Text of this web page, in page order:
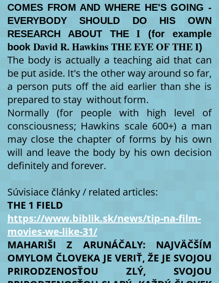
COMES FROM AND WHERE HE'S GOING -
EVERYBODY SHOULD DO HIS OWN
RESEARCH ABOUT THEI (for example
book David R. Hawkins THE EYE OF THE I)
The body is actually a teaching aid that can
be put aside. It's the other way around so far,
a person puts off the aid earlier than she is
prepared to stay without form.
Normally (for people with high level of
consciousness; Hawkins scale 600+) a man
may close the chapter of forms by his own
will and leave the body by his own decision
definitely and forever.
Súvisiace články / related articles:
THE 1 FIELD
https://www.biblik.sk/news/tip-na-film-
movies-we-like-31/
MAHARIŠI Z ARUNÁČALY: NAJVÄČŠÍM
OMYLOM ČLOVEKA JE VERIŤ, ŽE JE SVOJOU
PRIRODZENOSŤOU ZLÝ, SVOJOU